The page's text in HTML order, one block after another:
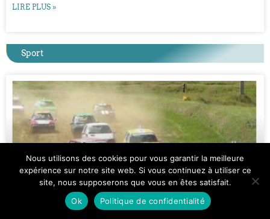
LIRE PLUS »
Sport
Nous utilisons des cookies pour vous garantir la meilleure
expérience sur notre site web. Si vous continuez à utiliser ce
site, nous supposerons que vous en êtes satisfait.
Ok
Politique de confidentialité